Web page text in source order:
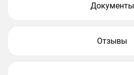
Документы
Отзывы